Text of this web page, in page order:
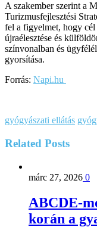
A szakember szerint a
Turizmusfejlesztési
fel a figyelmet, hogy
újraélesztése és
színvonalban és
gyorsítása.
Forrás: Napi.hu
gyógyászati ellátás
Related Posts
márc 27, 2026 0
korán a